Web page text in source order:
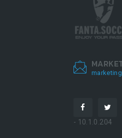
- 10.1.0.204